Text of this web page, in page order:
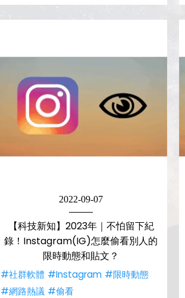
2022-09-07
【科技新知】2023年｜不怕留下紀
錄！Instagram(IG)怎麼偷看別人的
限時動態和貼文？
#社群軟體 #Instagram #限時動態
#網路熱議 #偷看